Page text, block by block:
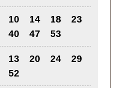
10 14 18
23
40 47 53
13 20 24
29
52